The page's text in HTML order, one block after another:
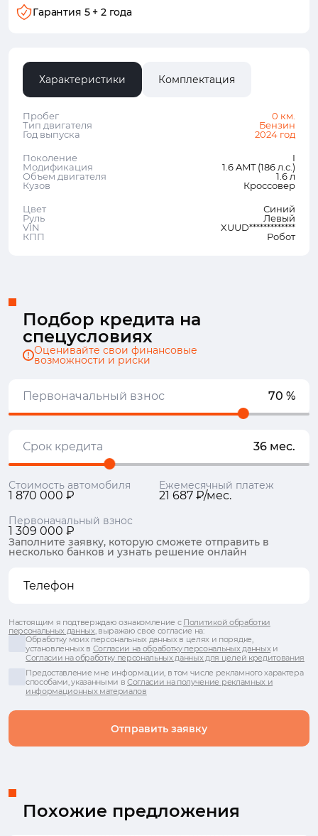
Гарантия 5 + 2 года
Характеристики Комплектация
Пробег
0 км.
Тип двигателя
Бензин
Год выпуска
2024 год
Поколение
I
Модификация
1.6 AMT (186 л.с.)
Объем двигателя
1.6 л
Кузов
Кроссовер
Цвет
Синий
Руль
Левый
VIN
XUUD*************
КПП
Робот
Подбор кредита на
спецусловиях
Оценивайте свои финансовые
возможности и риски
Первоначальный взнос 70 %
Срок кредита 36 мес.
Стоимость автомобиля
1 870 000 ₽
Ежемесячный платеж
21 687 ₽/мес.
Первоначальный взнос
1 309 000 ₽
Заполните заявку, которую сможете отправить в
несколько банков и узнать решение онлайн
Отправить заявку
Настоящим я подтверждаю ознакомление с Политикой обработки
персональных данных, выражаю свое согласие на:
Обработку моих персональных данных в целях и порядке,
установленных в Согласии на обработку персональных данныхи
Согласии на обработку персональных данных для целей кредитования
Предоставление мне информации, в том числе рекламного характера
способами, указанными вСогласии на получение рекламных и
информационных материалов
Похожие предложения